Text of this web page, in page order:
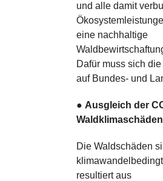
und alle damit
eine nachhaltige
Dafür muss sich
auf Bundes- und
● Ausgleich der
Waldklimaschäden
Die Waldschäden
resultiert aus